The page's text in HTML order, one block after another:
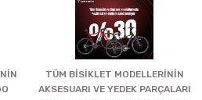
TÜM BİSİKLET MODELLERİNİN
AKSESUARI VE YEDEK PARÇALARI